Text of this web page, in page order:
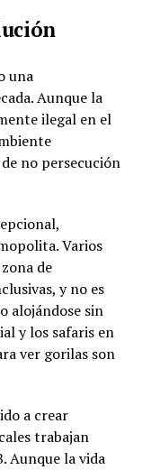
una
Aunque la
ilegal en el
no persecución
Varios
de
y no es
alojándose sin
y los safaris en
ver gorilas son
a crear
trabajan
Aunque la vida